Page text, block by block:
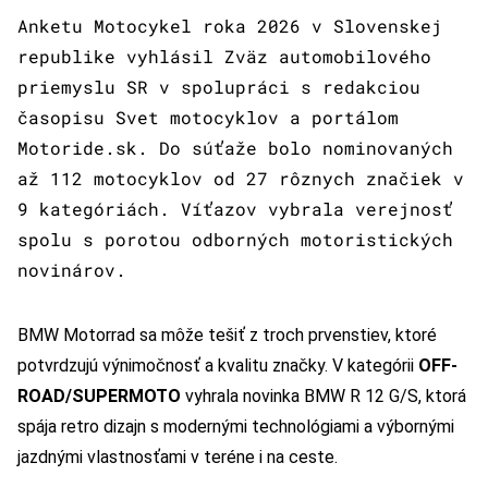
Anketu Motocykel roka 2026 v Slovenskej
republike vyhlásil Zväz automobilového
priemyslu SR v spolupráci s redakciou
časopisu Svet motocyklov a portálom
Motoride.sk. Do súťaže bolo nominovaných
až 112 motocyklov od 27 rôznych značiek v
9 kategóriách. Víťazov vybrala verejnosť
spolu s porotou odborných motoristických
novinárov.
BMW Motorrad sa môže tešiť z troch prvenstiev, ktoré
potvrdzujú výnimočnosť a kvalitu značky. V kategórii OFF-
ROAD/SUPERMOTO vyhrala novinka BMW R 12 G/S, ktorá
spája retro dizajn s modernými technológiami a výbornými
jazdnými vlastnosťami v teréne i na ceste.